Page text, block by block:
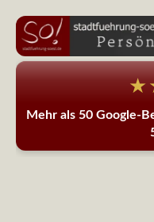
Mehr als 50 Google-